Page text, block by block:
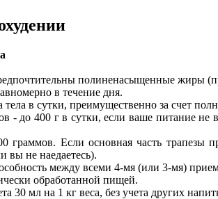
полиненасыщенные жиры
в течение дня.
тела в сутки, преимущественно за счет
- до 400 г в сутки, если ваше питание
граммов. Если основная часть
вы не наедаетесь).
между всеми 4-мя (или 3-мя)
обработанной пищей.
30 мл на 1 кг веса, без учета других